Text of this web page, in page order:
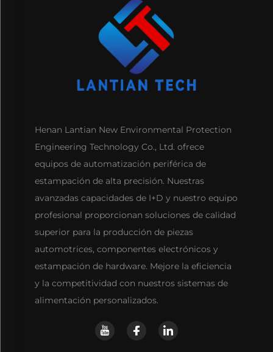
Henan Lantian New Environmental Protection
Engineering Technology Co., Ltd. ofrece
equipos de automatización periférica de
estampación de alta precisión. Nuestras
avanzadas capacidades de I+D y nuestro equipo
profesional proporcionan soluciones de calidad
superior para la producción de piezas
automotrices, componentes electrónicos y
estampación de hardware. Mejore la eficiencia
y la competitividad con nuestros sistemas de
alimentación personalizados.